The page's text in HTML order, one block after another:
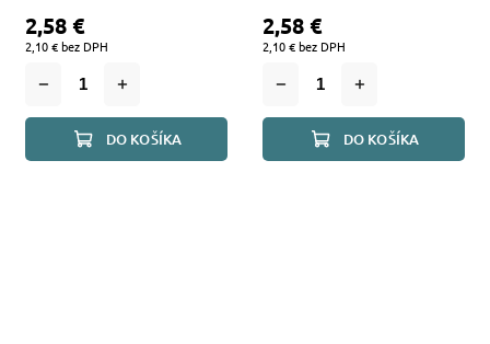
2,10 € bez DPH
2,58 €
DO KOŠÍKA
2,10 € bez DPH
2,58 €
DO KOŠÍKA